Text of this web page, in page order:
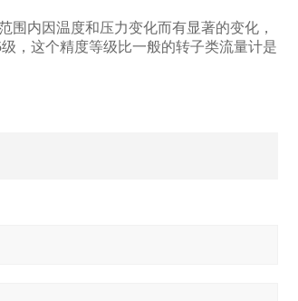
围内因温度和压力变化而有显著的变化，
，这个精度等级比一般的转子类流量计是